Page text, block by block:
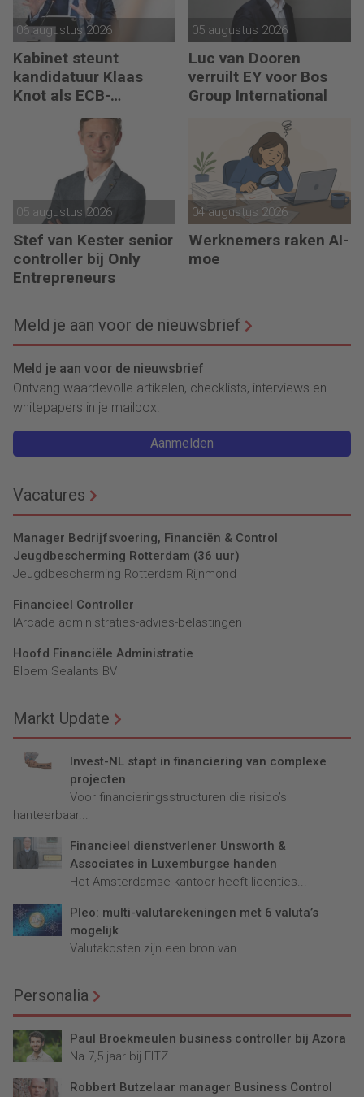
06 augustus 2026
Kabinet steunt
kandidatuur Klaas
Knot als ECB-
05 augustus 2026
Luc van Dooren
verruilt EY voor Bos
Group International
05 augustus 2026
Stef van Kester senior
controller bij Only
Entrepreneurs
04 augustus 2026
Werknemers raken AI-
moe
Meld je aan voor de nieuwsbrief
Meld je aan voor de nieuwsbrief
Ontvang waardevolle artikelen, checklists, interviews en
whitepapers in je mailbox.
Aanmelden
Vacatures
Manager Bedrijfsvoering, Financiën & Control
Jeugdbescherming Rotterdam (36 uur)
Jeugdbescherming Rotterdam Rijnmond
Financieel Controller
lArcade administraties-advies-belastingen
Hoofd Financiële Administratie
Bloem Sealants BV
Markt Update
Invest-NL stapt in financiering van complexe
projecten
Voor financieringsstructuren die risico’s
hanteerbaar...
Financieel dienstverlener Unsworth &
Associates in Luxemburgse handen
Het Amsterdamse kantoor heeft licenties...
Pleo: multi-valutarekeningen met 6 valuta’s
mogelijk
Valutakosten zijn een bron van...
Personalia
Paul Broekmeulen business controller bij Azora
Na 7,5 jaar bij FITZ...
Robbert Butzelaar manager Business Control